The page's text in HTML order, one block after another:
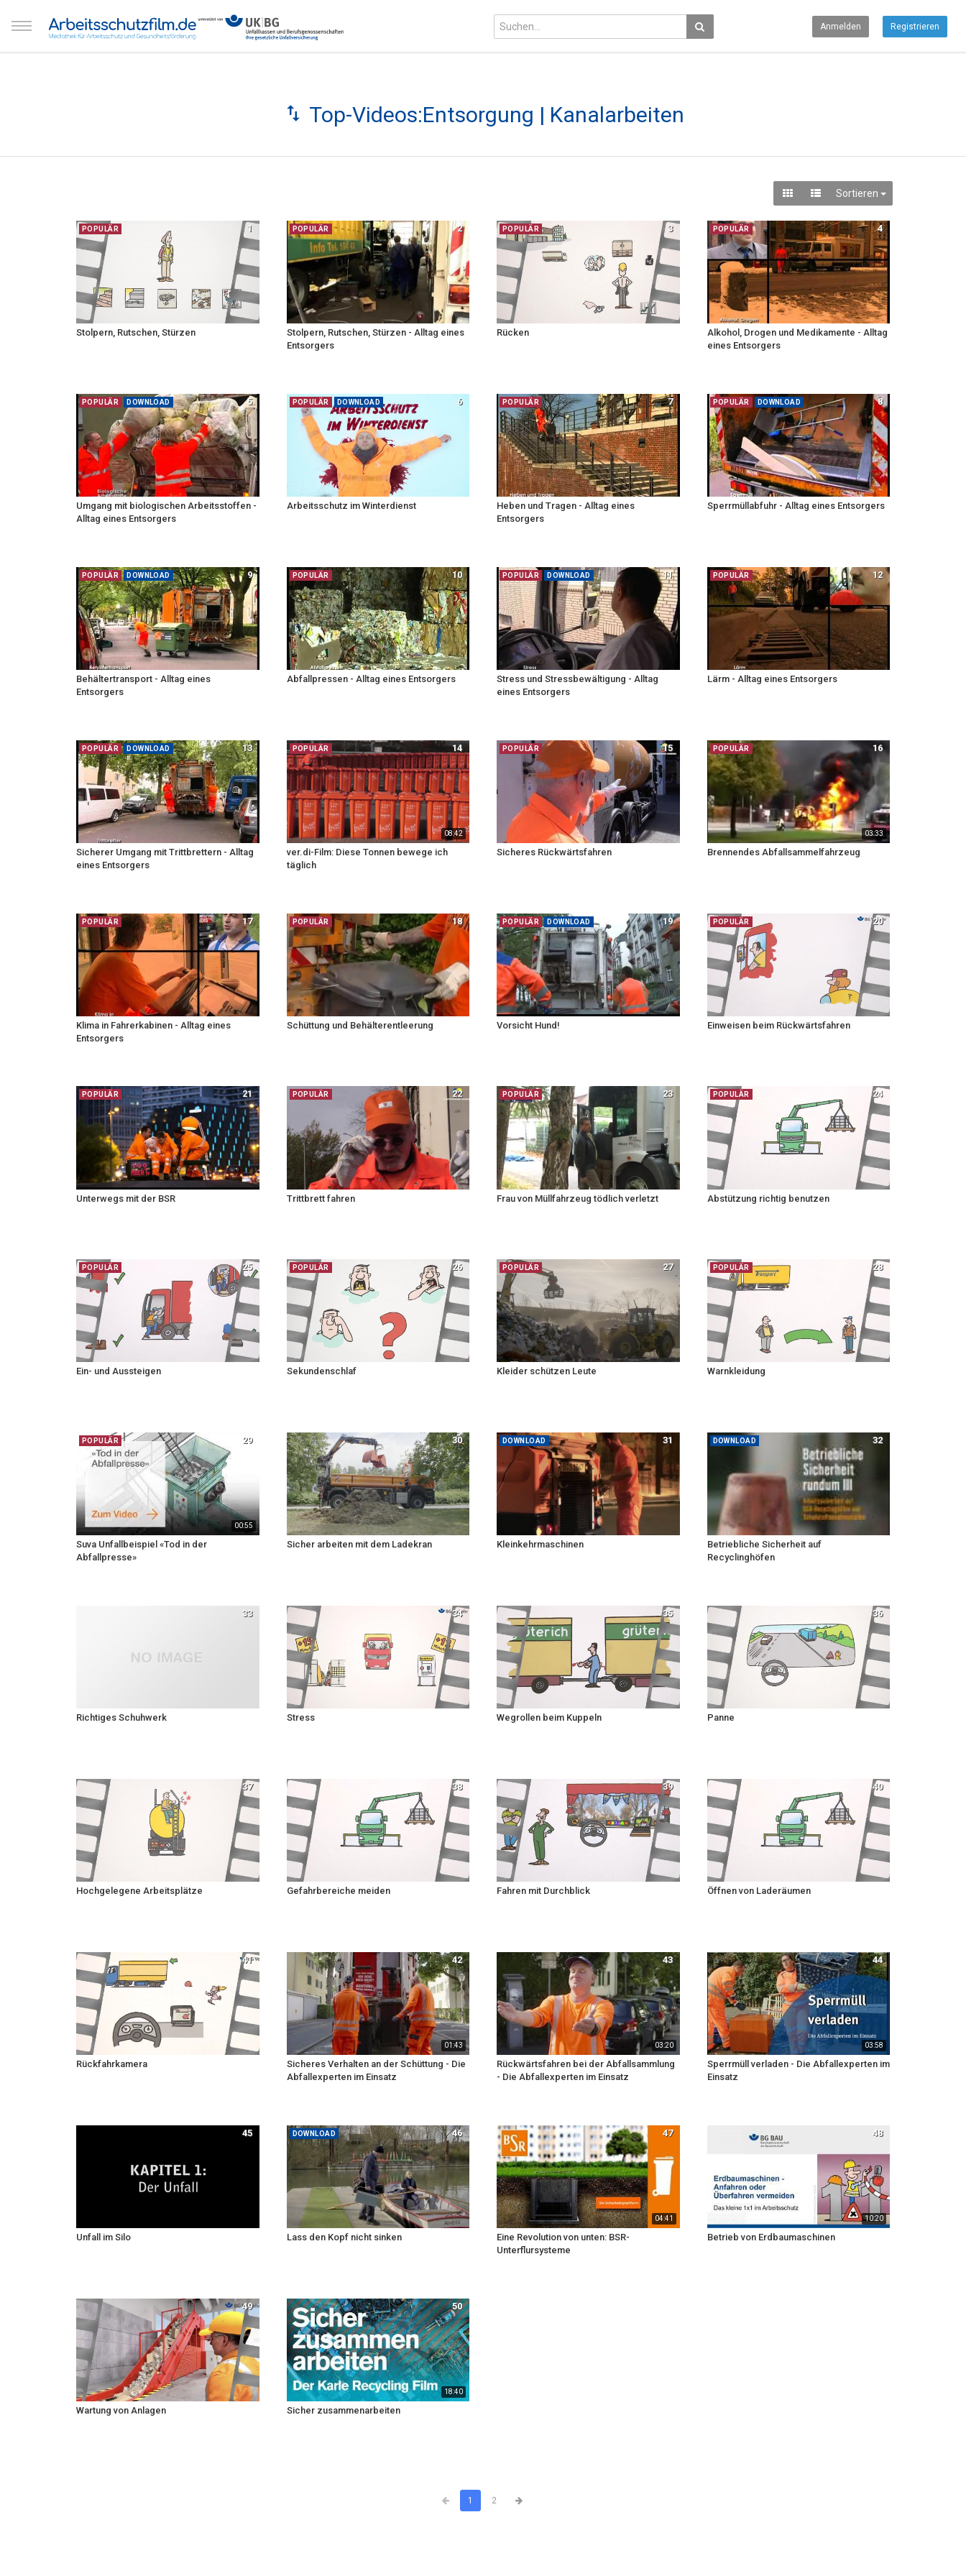
Anmelden Registrieren
Top-Videos:Entsorgung | Kanalarbeiten
Sortieren
1
POPULÄR
Stolpern, Rutschen, Stürzen
2
POPULÄR
Stolpern, Rutschen, Stürzen - Alltag eines
Entsorgers
3
POPULÄR
Rücken
4
POPULÄR
Alkohol, Drogen und Medikamente - Alltag
eines Entsorgers
5
POPULÄR DOWNLOAD
Umgang mit biologischen Arbeitsstoffen -
Alltag eines Entsorgers
6
POPULÄR DOWNLOAD
Arbeitsschutz im Winterdienst
7
POPULÄR
Heben und Tragen - Alltag eines
Entsorgers
8
POPULÄR DOWNLOAD
Sperrmüllabfuhr - Alltag eines Entsorgers
9
POPULÄR DOWNLOAD
Behältertransport - Alltag eines
Entsorgers
10
POPULÄR
Abfallpressen - Alltag eines Entsorgers
11
POPULÄR DOWNLOAD
Stress und Stressbewältigung - Alltag
eines Entsorgers
12
POPULÄR
Lärm - Alltag eines Entsorgers
13
POPULÄR DOWNLOAD
Sicherer Umgang mit Trittbrettern - Alltag
eines Entsorgers
08:42
14
POPULÄR
ver.di-Film: Diese Tonnen bewege ich
täglich
15
POPULÄR
Sicheres Rückwärtsfahren
03:33
16
POPULÄR
Brennendes Abfallsammelfahrzeug
17
POPULÄR
Klima in Fahrerkabinen - Alltag eines
Entsorgers
18
POPULÄR
Schüttung und Behälterentleerung
19
POPULÄR DOWNLOAD
Vorsicht Hund!
20
POPULÄR
Einweisen beim Rückwärtsfahren
21
POPULÄR
Unterwegs mit der BSR
22
POPULÄR
Trittbrett fahren
23
POPULÄR
Frau von Müllfahrzeug tödlich verletzt
24
POPULÄR
Abstützung richtig benutzen
25
POPULÄR
Ein- und Aussteigen
26
POPULÄR
Sekundenschlaf
27
POPULÄR
Kleider schützen Leute
28
POPULÄR
Warnkleidung
00:55
29
POPULÄR
Suva Unfallbeispiel «Tod in der
Abfallpresse»
30
Sicher arbeiten mit dem Ladekran
31
DOWNLOAD
Kleinkehrmaschinen
32
DOWNLOAD
Betriebliche Sicherheit auf
Recyclinghöfen
33
Richtiges Schuhwerk
34
Stress
35
Wegrollen beim Kuppeln
36
Panne
37
Hochgelegene Arbeitsplätze
38
Gefahrbereiche meiden
39
Fahren mit Durchblick
40
Öffnen von Laderäumen
41
Rückfahrkamera
01:43
42
Sicheres Verhalten an der Schüttung - Die
Abfallexperten im Einsatz
03:20
43
Rückwärtsfahren bei der Abfallsammlung
- Die Abfallexperten im Einsatz
03:58
44
Sperrmüll verladen - Die Abfallexperten im
Einsatz
45
Unfall im Silo
46
DOWNLOAD
Lass den Kopf nicht sinken
04:41
47
Eine Revolution von unten: BSR-
Unterflursysteme
10:20
48
Betrieb von Erdbaumaschinen
49
Wartung von Anlagen
18:40
50
Sicher zusammenarbeiten
1 2